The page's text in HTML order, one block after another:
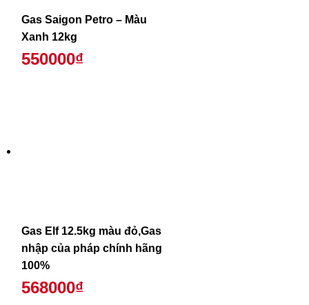
Gas Saigon Petro – Màu
Xanh 12kg
550000₫
Gas Elf 12.5kg màu đỏ,Gas
nhập của pháp chính hãng
100%
568000₫